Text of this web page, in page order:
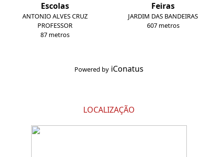
Escolas
ANTONIO ALVES CRUZ
PROFESSOR
87 metros
Feiras
JARDIM DAS BANDEIRAS
607 metros
Powered by iConatus
LOCALIZAÇÃO